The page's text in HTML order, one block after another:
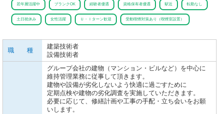
若年層活躍中 ブランクOK 経験者優遇 資格保有者優遇 駅近 転勤なし
土日祝休み 女性活躍 Ｕ・Ｉターン歓迎 受動喫煙対策あり（喫煙室設置）
職 種
建築技術者
設備技術者
グループ会社の建物（マンション・ビルなど）を中心に
維持管理業務に従事して頂きます。
建物や設備が劣化しないよう快適に過ごすために
定期点検や建物の劣化調査を実施していただきます。
必要に応じて、修繕計画や工事の手配・立ち会いをお願
いします。